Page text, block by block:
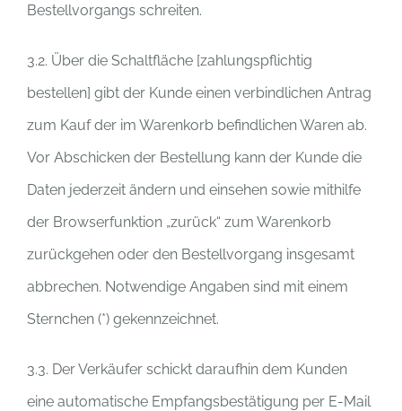
Bestellvorgangs schreiten.
3.2. Über die Schaltfläche [zahlungspflichtig
bestellen] gibt der Kunde einen verbindlichen Antrag
zum Kauf der im Warenkorb befindlichen Waren ab.
Vor Abschicken der Bestellung kann der Kunde die
Daten jederzeit ändern und einsehen sowie mithilfe
der Browserfunktion „zurück“ zum Warenkorb
zurückgehen oder den Bestellvorgang insgesamt
abbrechen. Notwendige Angaben sind mit einem
Sternchen (*) gekennzeichnet.
3.3. Der Verkäufer schickt daraufhin dem Kunden
eine automatische Empfangsbestätigung per E-Mail